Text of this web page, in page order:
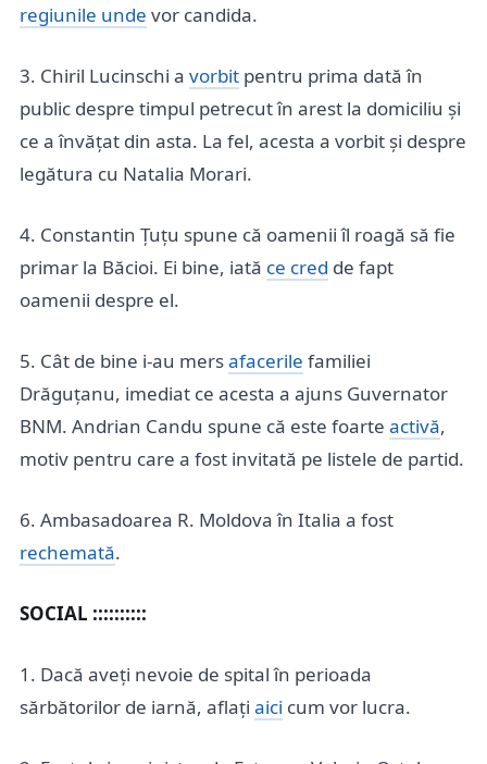
regiunile unde vor candida.
3. Chiril Lucinschi a vorbit pentru prima dată în
public despre timpul petrecut în arest la domiciliu și
ce a învățat din asta. La fel, acesta a vorbit și despre
legătura cu Natalia Morari.
4. Constantin Țuțu spune că oamenii îl roagă să fie
primar la Băcioi. Ei bine, iată ce cred de fapt
oamenii despre el.
5. Cât de bine i-au mersafacerile familiei
Drăguțanu, imediat ce acesta a ajuns Guvernator
BNM. Andrian Candu spune că este foarte activă,
motiv pentru care a fost invitată pe listele de partid.
6. Ambasadoarea R. Moldova în Italia a fost
rechemată.
SOCIAL ::::::::::
1. Dacă aveți nevoie de spital în perioada
sărbătorilor de iarnă, aflați aici cum vor lucra.